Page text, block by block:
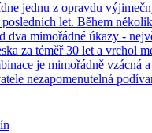
jednu z opravdu
let. Během
dva mimořádné úkazy -
za téměř 30 let a vrchol
je mimořádně vzácná
nezapomenutelná